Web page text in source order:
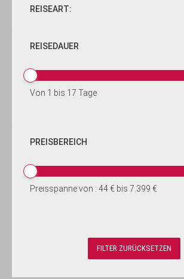
REISEART:
REISEDAUER
Von 1 bis 17 Tage
PREISBEREICH
Preisspanne von : 44 € bis 7.399 €